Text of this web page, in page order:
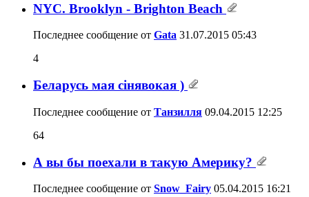
NYC. Brooklyn - Brighton Beach
Последнее сообщение от Gata 31.07.2015 05:43
4
Беларусь мая сiнявокая )
Последнее сообщение от Танзилля 09.04.2015 12:25
64
А вы бы поехали в такую Америку?
Последнее сообщение от Snow_Fairy 05.04.2015 16:21